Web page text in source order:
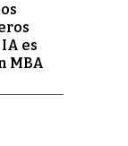
es
MBA